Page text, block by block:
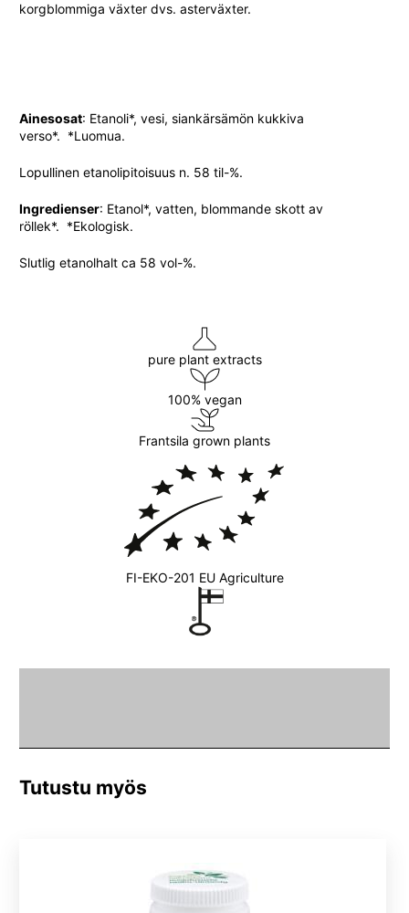
korgblommiga växter dvs. asterväxter.
Ainesosat: Etanoli*, vesi, siankärsämön kukkiva
verso*. *Luomua.
Lopullinen etanolipitoisuus n. 58 til-%.
Ingredienser: Etanol*, vatten, blommande skott av
röllek*. *Ekologisk.
Slutlig etanolhalt ca 58 vol-%.
pure plant extracts
100% vegan
Frantsila grown plants
FI-EKO-201 EU Agriculture
Tutustu myös